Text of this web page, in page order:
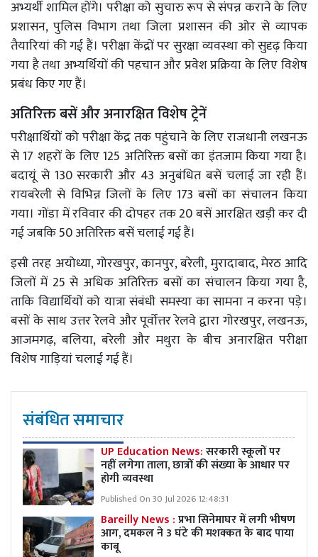
अभ्यर्थी शामिल होंगे। परीक्षा को सुचारु रूप से संपन्न कराने के लिए
प्रशासन, पुलिस विभाग तथा जिला प्रशासन की ओर से व्यापक
तैयारियां की गई हैं। परीक्षा केंद्रों पर सुरक्षा व्यवस्था को सुदृढ़ किया
गया है तथा अभ्यर्थियों की पहचान और प्रवेश प्रक्रिया के लिए विशेष
प्रबंध किए गए हैं।
अतिरिक्त बसें और अनारक्षित विशेष ट्रेनें
परीक्षार्थियों को परीक्षा केंद्र तक पहुंचाने के लिए राजधानी लखनऊ
से 17 शहरों के लिए 125 अतिरिक्त बसों का इंतजाम किया गया है।
बदायूं से 130 सरकारी और 43 अनुबंधित बसें चलाई जा रही हैं।
रायबरेली से विभिन्न जिलों के लिए 173 बसों का संचालन किया
गया। गोंडा में रविवार की दोपहर तक 20 बसें आरक्षित खड़ी कर दी
गई जबकि 50 अतिरिक्त बसें चलाई गई हैं।
इसी तरह अयोध्या, गोरखपुर, कानपुर, बरेली, मुरादाबाद, मेरठ आदि
जिलों में 25 से अधिक अतिरिक्त बसों का संचालन किया गया है,
ताकि विद्यार्थियों को यात्रा संबंधी समस्या का सामना न करना पड़े।
बसों के साथ उत्तर रेलवे और पूर्वोत्तर रेलवे द्वारा गोरखपुर, लखनऊ,
आजमगढ़, बलिया, बरेली और मथुरा के बीच अनारक्षित परीक्षा
विशेष गाड़ियां चलाई गई हैं।
संबंधित समाचार
UP Education News:सरकारी स्कूलों पर
नहीं लगेगा ताला, छात्रों की संख्या के आधार पर
होगी व्यवस्था
Published On 30 Jul 2026 12:48:31
Bareilly News :प्रभा सिनेमाघर में लगी भीषण
आग, दमकल ने 3 घंटे की मशक्कत के बाद पाया
काबू